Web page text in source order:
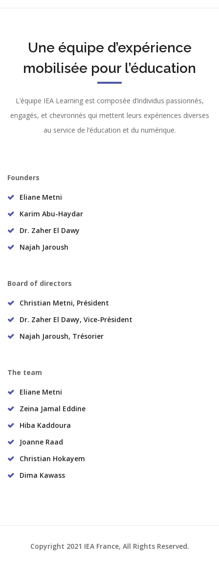
Une équipe d’expérience
mobilisée pour l’éducation
L’équipe IEA Learning est composée d’individus passionnés,
engagés, et chevronnés qui mettent leurs expériences diverses
au service de l’éducation et du numérique.
Founders
Eliane Metni
Karim Abu-Haydar
Dr. Zaher El Dawy
Najah Jaroush
Board of directors
Christian Metni, Président
Dr. Zaher El Dawy, Vice-Président
Najah Jaroush, Trésorier
The team
Eliane Metni
Zeina Jamal Eddine
Hiba Kaddoura
Joanne Raad
Christian Hokayem
Dima Kawass
Copyright 2021 IEA France, All Rights Reserved.